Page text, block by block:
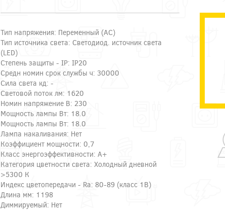
Тип напряжения: Переменный (AC)
Тип источника света: Светодиод. источник света
(LED)
Степень защиты - IP: IP20
Средн номин срок службы ч: 30000
Сила света кд: -
Световой поток лм: 1620
Номин напряжение В: 230
Мощность лампы Вт: 18.0
Мощность лампы Вт: 18.0
Лампа накаливания: Нет
Коэффициент мощности: 0,7
Класс энергоэффективности: A+
Категория цветности света: Холодный дневной
>5300 К
Индекс цветопередачи - Ra: 80-89 (класс 1B)
Длина мм: 1198
Диммируемый: Нет